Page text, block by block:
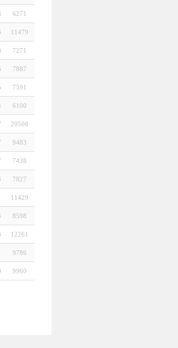
6271
11479
7271
7887
7591
6100
20506
9483
7438
7827
11429
8598
12261
9786
9960